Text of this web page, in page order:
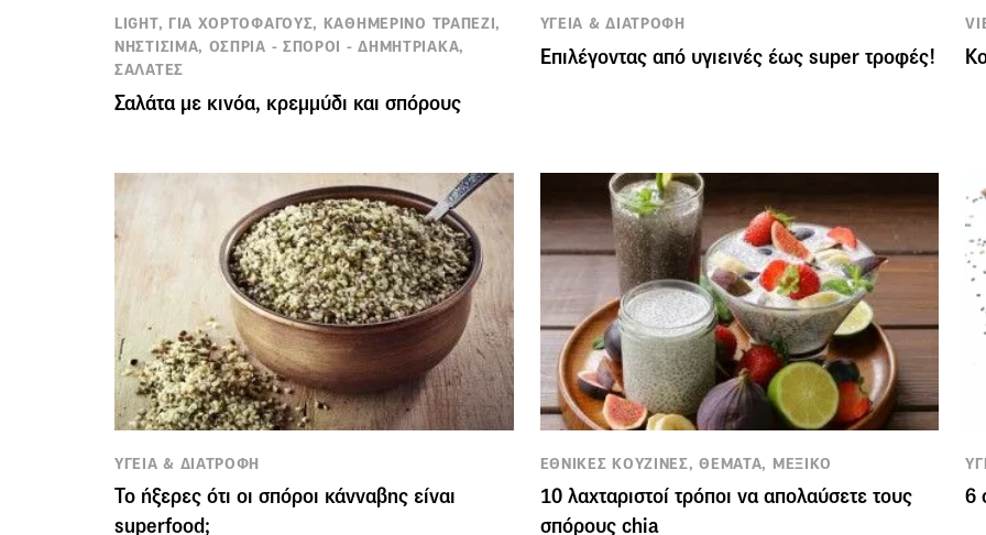
LIGHT, ΓΙΑ ΧΟΡΤΟΦΑΓΟΥΣ, ΚΑΘΗΜΕΡΙΝΟ ΤΡΑΠΕΖΙ,
ΝΗΣΤΙΣΙΜΑ, ΟΣΠΡΙΑ - ΣΠΟΡΟΙ - ΔΗΜΗΤΡΙΑΚΑ,
ΣΑΛΑΤΕΣ
Σαλάτα με κινόα, κρεμμύδι και σπόρους
ΥΓΕΙΑ & ΔΙΑΤΡΟΦΗ
Επιλέγοντας από υγιεινές έως super τροφές!
ΥΓΕΙΑ & ΔΙΑΤΡΟΦΗ
Το ήξερες ότι οι σπόροι κάνναβης είναι
superfood;
ΕΘΝΙΚΕΣ ΚΟΥΖΙΝΕΣ, ΘΕΜΑΤΑ, ΜΕΞΙΚΟ
10 λαχταριστοί τρόποι να απολαύσετε τους
σπόρους chia
6